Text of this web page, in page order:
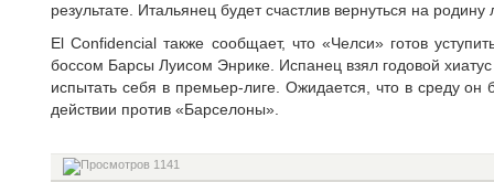
результате. Итальянец будет счастлив вернуться на родину
El Confidencial также сообщает, что «Челси» готов
боссом Барсы Луисом Энрике. Испанец взял годовой
испытать себя в премьер-лиге. Ожидается, что в среду
действии против «Барселоны».
1141